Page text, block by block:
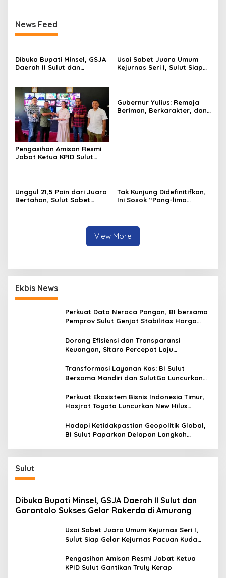
News Feed
Dibuka Bupati Minsel, GSJA
Daerah II Sulut dan
Usai Sabet Juara Umum
Kejurnas Seri I, Sulut Siap
Pengasihan Amisan Resmi
Jabat Ketua KPID Sulut
Gubernur Yulius: Remaja
Beriman, Berkarakter, dan
Unggul 21,5 Poin dari Juara
Bertahan, Sulut Sabet
Tak Kunjung Didefinitifkan,
Ini Sosok “Pang-lima
View More
Ekbis News
Perkuat Data Neraca Pangan, BI bersama
Pemprov Sulut Genjot Stabilitas Harga
Dorong Efisiensi dan Transparansi
Keuangan, Sitaro Percepat Laju
Transformasi Layanan Kas: BI Sulut
Bersama Mandiri dan SulutGo Luncurkan
Kepulauan
Perkuat Ekosistem Bisnis Indonesia Timur,
Hasjrat Toyota Luncurkan New Hilux
Hadapi Ketidakpastian Geopolitik Global,
BI Sulut Paparkan Delapan Langkah
Sulut
Dibuka Bupati Minsel, GSJA Daerah II Sulut dan
Gorontalo Sukses Gelar Rakerda di Amurang
Usai Sabet Juara Umum Kejurnas Seri I,
Sulut Siap Gelar Kejurnas Pacuan Kuda
Pengasihan Amisan Resmi Jabat Ketua
KPID Sulut Gantikan Truly Kerap